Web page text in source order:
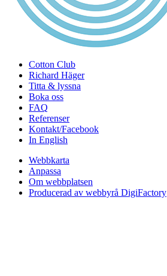
Cotton Club
Richard Häger
Titta & lyssna
Boka oss
FAQ
Referenser
Kontakt/Facebook
In English
Webbkarta
Anpassa
Om webbplatsen
Producerad av webbyrå DigiFactory